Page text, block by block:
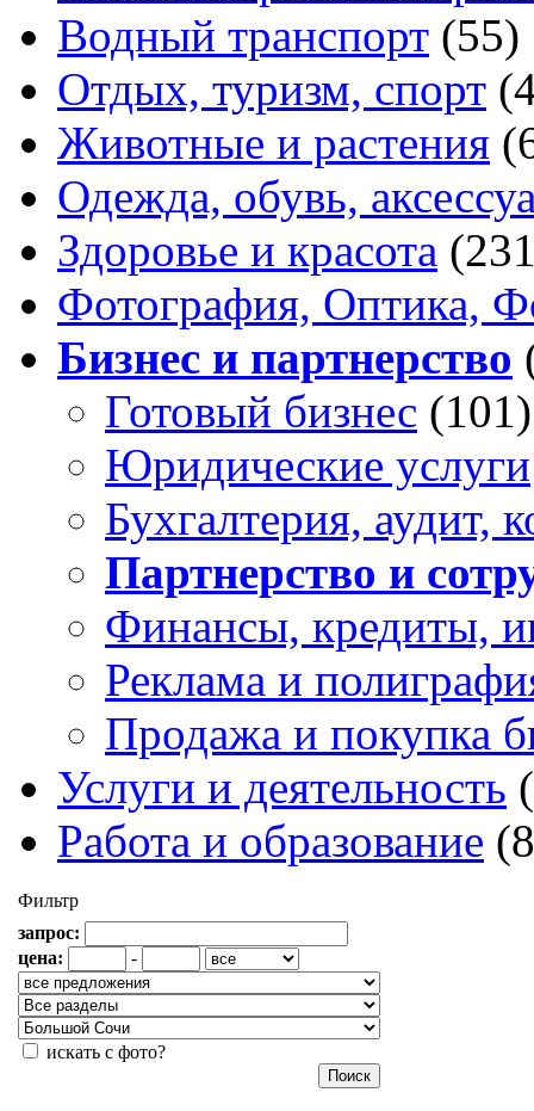
Водный транспорт (55)
Отдых, туризм, спорт
Животные и растения
Одежда, обувь,
Здоровье и красота
Фотография, Оптика,
Бизнес и партнерство
Готовый бизнес (101)
Юридические услуги
Бухгалтерия, аудит,
Партнерство и
Финансы, кредиты,
Реклама и
Продажа и покупка
Услуги и деятельность
Работа и образование
Фильтр
запрос:
цена:
-
искать с фото?